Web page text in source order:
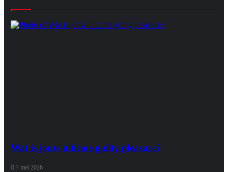
Wat is jouw ultieme guilty pleasure?
7 mei 2026